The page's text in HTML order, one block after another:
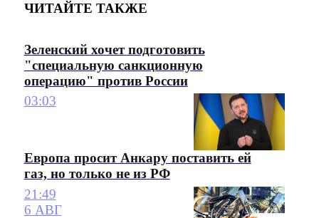
ЧИТАЙТЕ ТАКЖЕ
Зеленский хочет подготовить
"специальную санкционную
операцию" против России
03:03
Европа просит Анкару поставить ей
газ, но только не из РФ
21:49
6 АВГ